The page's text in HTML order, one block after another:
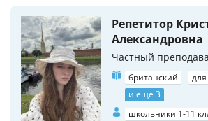
Репетитор
Александровна
Частный
британский
и еще 3
школьники 1-11